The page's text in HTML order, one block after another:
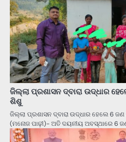
ଜିଲ୍ଲା ପ୍ରଶାସନ ଦ୍ବାରା ଉଦ୍ଧାର
ଶିଶୁ
ଜିଲ୍ଲା ପ୍ରଶାସନ ଦ୍ବାରା ଉଦ୍ଧାର ହେଲେ 6
(ମନୋଜ ପାଢ଼ୀ)- ଅତି ଦୟନୀୟ ଅବସ୍ଥାରେ 6